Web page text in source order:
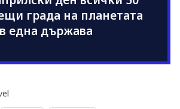
града на планетата
една държава